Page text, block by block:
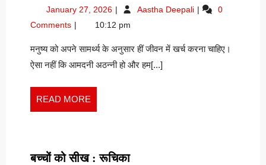
पसारिए
मनु
January 27, 2026 January
2026
Aastha Deepali तेते
0
Comments
10:12 pm
मनुष्य को अपने सामर्थ्य के अनुसार हीं जीवन में खर्च करना चाहिए।
ऐसा नहीं कि आमदनी अठन्नी हो और हम[...]
READ MORE
MORE
बच्चों को सीख : रूचिकाबच्चों